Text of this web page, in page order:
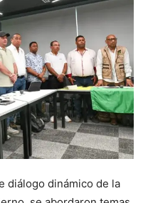
diálogo dinámico de la